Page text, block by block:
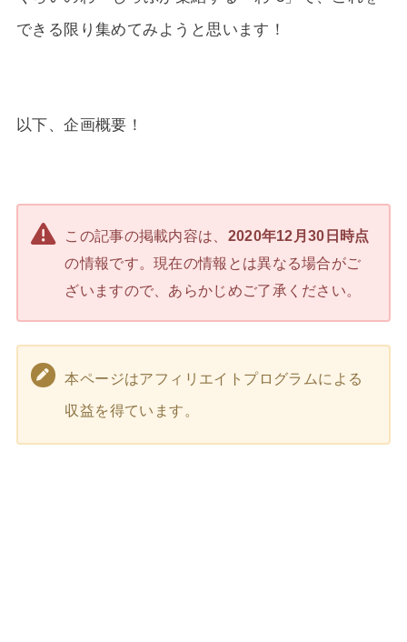
できる限り集めてみようと思います！
以下、企画概要！
この記事の掲載内容は、 2020年12月30日時点
の情報です。現在の情報とは異なる場合がご
ざいますので、あらかじめご了承ください。
本ページはアフィリエイトプログラムによる
収益を得ています。